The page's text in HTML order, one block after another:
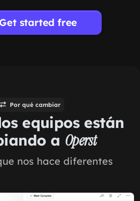
Get started free
Por qué cambiar
equipos están
a Operst
nos hace diferentes